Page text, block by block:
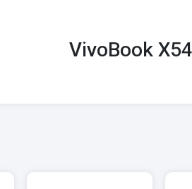
VivoBook